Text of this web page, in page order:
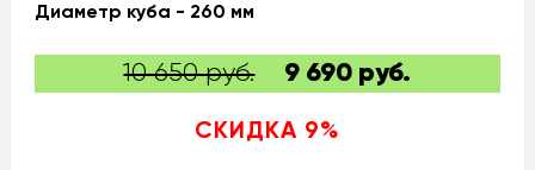
Диаметр куба - 260 мм
10 650 руб. 9 690 руб.
СКИДКА 9%